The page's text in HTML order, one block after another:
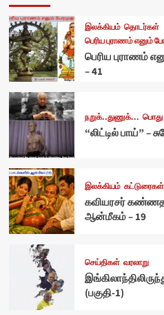
இலக்கியம் தொடர்கள்
பெரிய புராணம் எனும்
பெரிய புராணம்
– 41
நறுக்..துணுக்... பொது
“லிட்டில் பாய்” –
இலக்கியம் கட்டுரைகள்
கவியரசர்
ஆன்மீகம் – 19
செய்திகள் வரலாறு
(பகுதி-1)